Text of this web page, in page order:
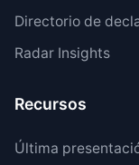
Directorio de
Radar Insights
Recursos
Última